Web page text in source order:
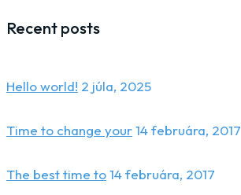
Recent posts
Hello world! 2 júla, 2025
Time to change your14 februára, 2017
The best time to14 februára, 2017